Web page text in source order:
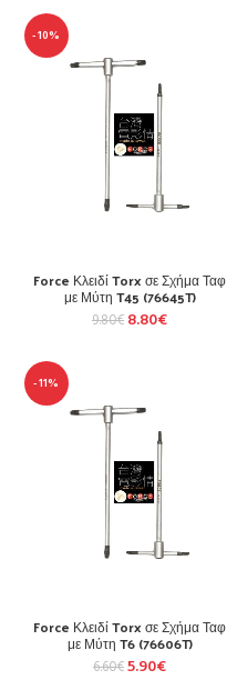
-10%
Force Κλειδί Torx σε Σχήμα Ταφ
με Μύτη T45 (76645T)
9.80€ 8.80€
-11%
Force Κλειδί Torx σε Σχήμα Ταφ
με Μύτη T6 (76606T)
6.60€5.90€